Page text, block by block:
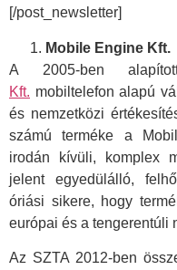
[/post_newsletter]
Mobile Engine Kft.
A 2005-ben
Kft. mobiltelefon alapú
és nemzetközi
számú terméke a
irodán kívüli, komplex
jelent egyedülálló,
óriási sikere, hogy
európai és a tengerentúli
Az SZTA 2012-ben